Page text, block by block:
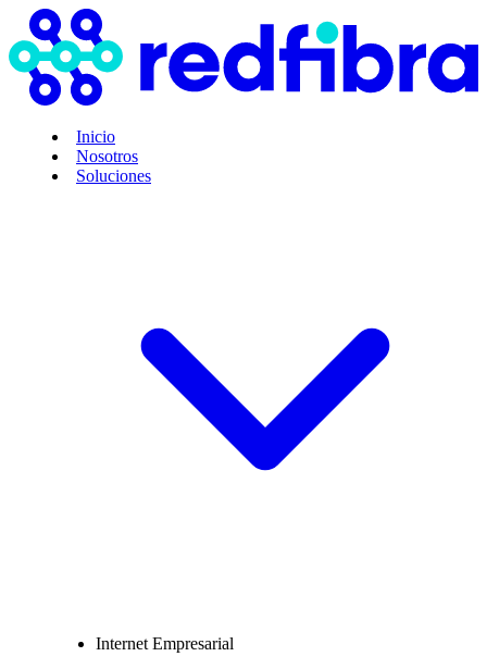
Inicio
Nosotros
Soluciones
Internet Empresarial